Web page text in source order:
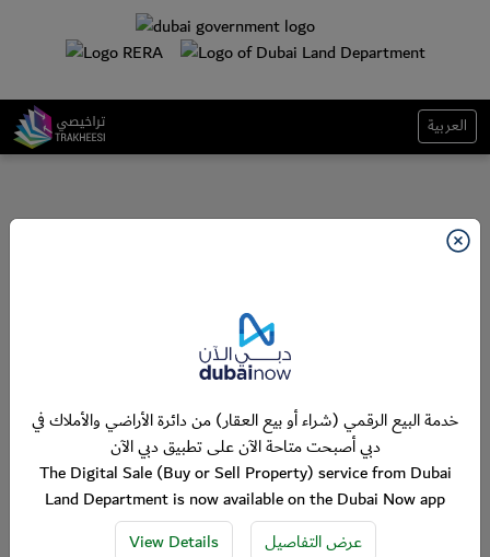
العربية
خدمة البيع الرقمي (شراء أو بيع العقار) من دائرة الأراضي والأملاك في
دبي أصبحت متاحة الآن على تطبيق دبي الآن
The Digital Sale (Buy or Sell Property) service from Dubai
Land Department is now available on the Dubai Now app
View Details
عرض التفاصيل